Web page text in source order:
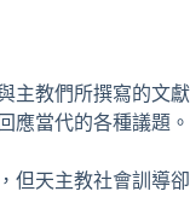
主教們所撰寫的文獻
應當代的各種議題。
但天主教社會訓導卻